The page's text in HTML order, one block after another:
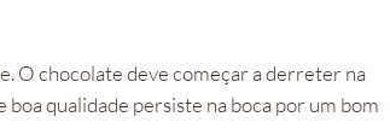
O chocolate deve começar a derreter na
boa qualidade persiste na boca por um bom